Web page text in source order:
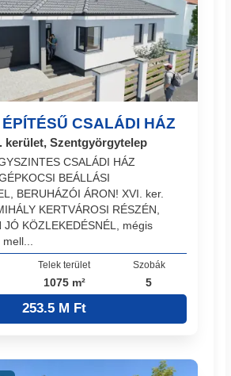
CSALÁDI HÁZ
kerület, Szentgyörgytelep
CSALÁDI HÁZ
BEÁLLÁSI
BERUHÁZÓI ÁRON! XVI. ker.
KERTVÁROSI RÉSZÉN,
JÓ KÖZLEKEDÉSNÉL, mégis
mell...
Telek terület
1075 m²
Szobák
5
253.5 M Ft